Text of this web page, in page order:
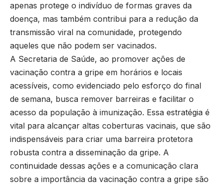
apenas protege o indivíduo de formas graves da
doença, mas também contribui para a redução da
transmissão viral na comunidade, protegendo
aqueles que não podem ser vacinados.
A Secretaria de Saúde, ao promover ações de
vacinação contra a gripe em horários e locais
acessíveis, como evidenciado pelo esforço do final
de semana, busca remover barreiras e facilitar o
acesso da população à imunização. Essa estratégia é
vital para alcançar altas coberturas vacinais, que são
indispensáveis para criar uma barreira protetora
robusta contra a disseminação da gripe. A
continuidade dessas ações e a comunicação clara
sobre a importância da vacinação contra a gripe são